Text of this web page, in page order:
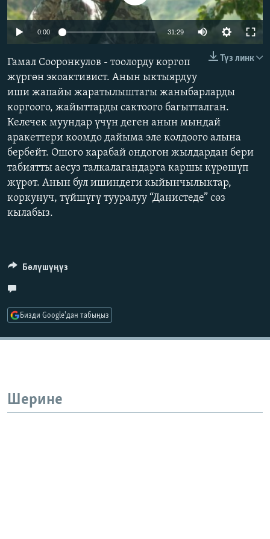
ЭЖЕ-СИҢДИЛЕР
АЗАТТЫК+
ОНЛАЙН ШЕРИНЕ
ЭЕ/АРнун бардык сайттары
Auto 178p 268p
532p 800p
0:00 31:29
178p
356p
800p
Түз линк
Гамал Сооронкулов - тоолорду коргоп
жүргөн экоактивист. Анын ыктыярдуу
иши жапайы жаратылыштагы жаныбарларды
коргоого, жайыттарды сактоого багытталган.
Келечек муундар үчүн деген анын мындай
аракеттери коомдо дайыма эле колдоого алына
бербейт. Ошого карабай ондогон жылдардан бери
табиятты аесуз талкалагандарга каршы күрөшүп
жүрөт. Анын бул ишиндеги кыйынчылыктар,
коркунуч, түйшүгү тууралуу “Данистеде” сөз
кылабыз.
Бөлүшүңүз
Бизди Google'дан табыңыз
Шерине